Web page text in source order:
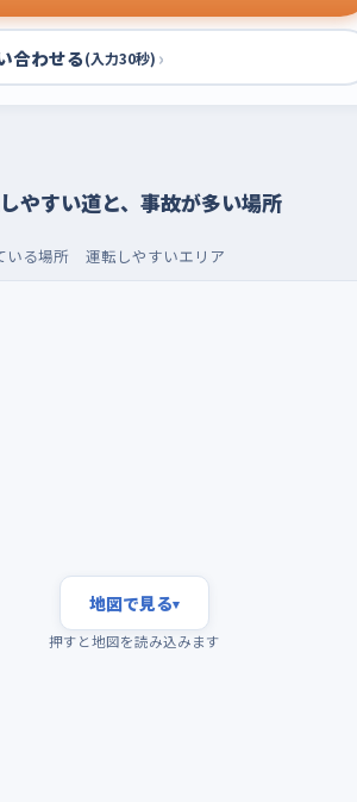
合わせる(入力30秒) ›
やすい道と、事故が多い場所
いる場所 運転しやすいエリア
地図で見る▾
押すと地図を読み込みます